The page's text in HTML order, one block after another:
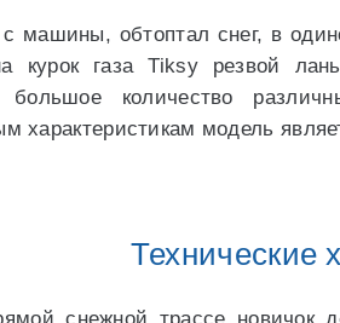
машины, обтоптал снег, в
курок газа Tiksy резвой
большое количество
характеристикам модель
Технические